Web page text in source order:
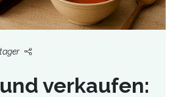
verkaufen: